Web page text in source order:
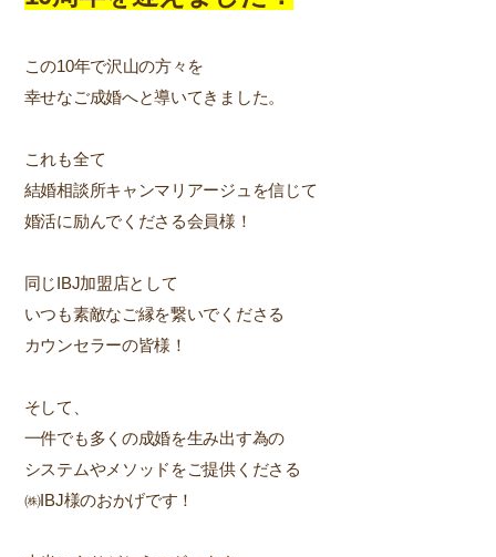
この10年で沢山の方々を
幸せなご成婚へと導いてきました。
これも全て
結婚相談所キャンマリアージュを信じて
婚活に励んでくださる会員様！
同じIBJ加盟店として
いつも素敵なご縁を繋いでくださる
カウンセラーの皆様！
そして、
一件でも多くの成婚を生み出す為の
システムやメソッドをご提供くださる
㈱IBJ様のおかげです！